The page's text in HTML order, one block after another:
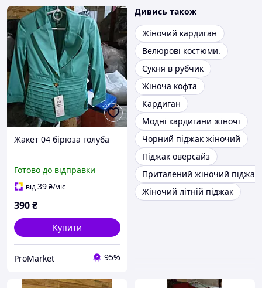
Жакет 04 бірюза голуба
Готово до відправки
від39₴/міс
390₴
Купити
ProMarket 95%
Дивись також
Жіночий кардиган
Велюрові костюми.
Сукня в рубчик
Жіноча кофта
Кардиган
Модні кардигани жіночі
Чорний піджак жіночий
Піджак оверсайз
Приталений жіночий піджак
Жіночий літній піджак